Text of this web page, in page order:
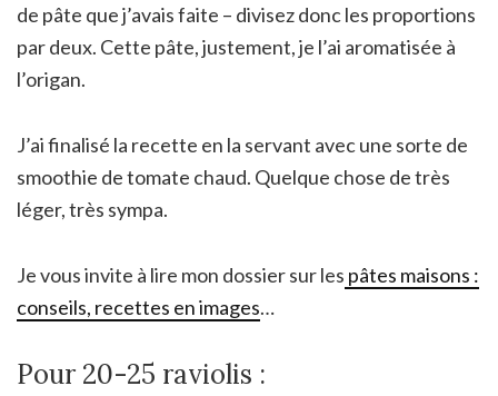
de pâte que j’avais faite – divisez donc les proportions
par deux. Cette pâte, justement, je l’ai aromatisée à
l’origan.
J’ai finalisé la recette en la servant avec une sorte de
smoothie de tomate chaud. Quelque chose de très
léger, très sympa.
Je vous invite à lire mon dossier sur les pâtes maisons :
conseils, recettes en images…
Pour 20-25 raviolis :